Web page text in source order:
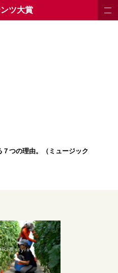
ツ大賞
つの理由。（ミュージック